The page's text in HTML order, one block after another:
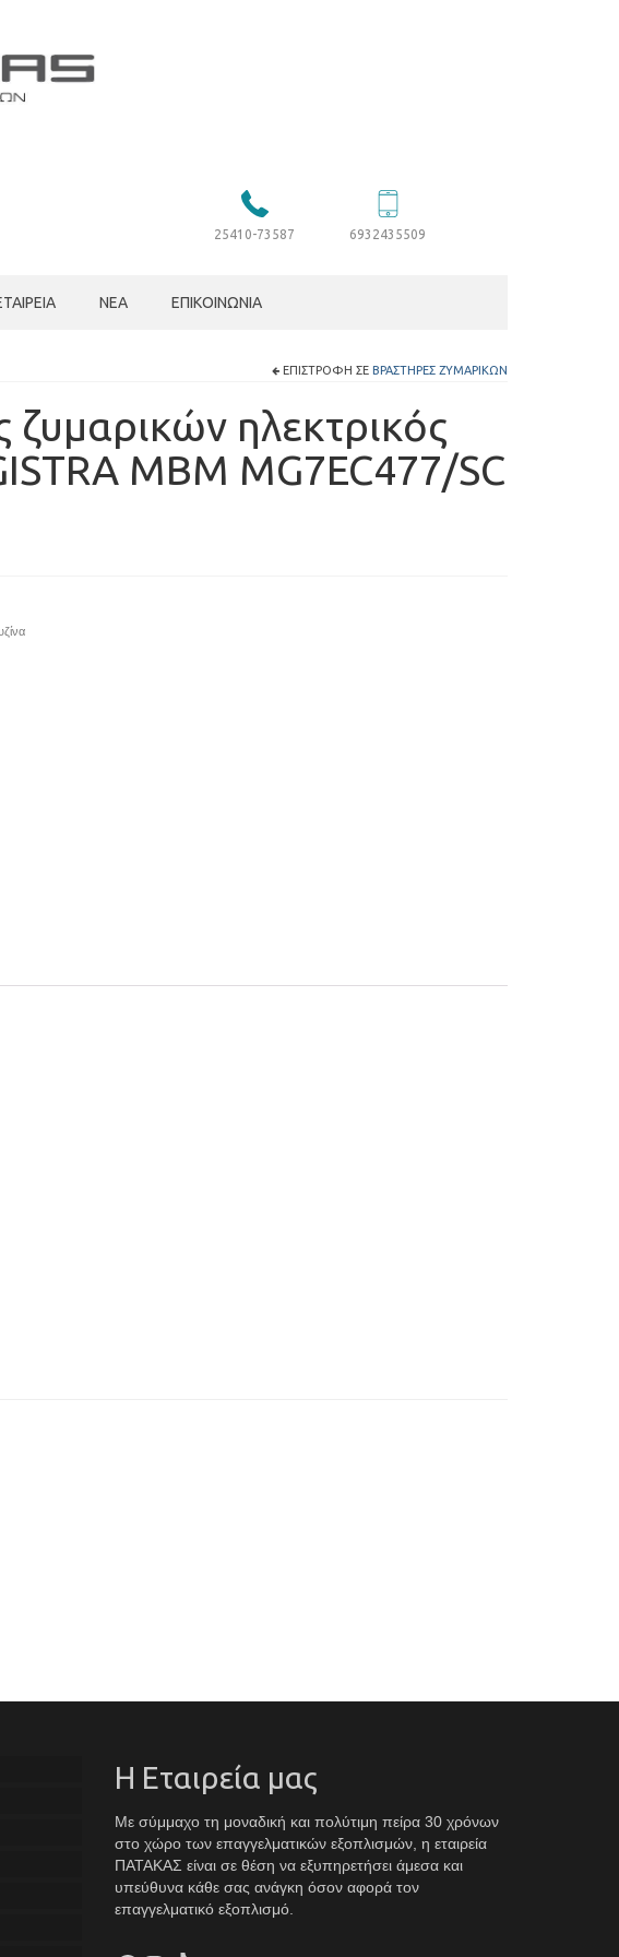
25410-73587 6932435509
ΝΈΑ ΕΠΙΚΟΙΝΩΝΊΑ
ΕΠΙΣΤΡΟΦΉ ΣΕ ΒΡΑΣΤΉΡΕΣ ΖΥΜΑΡΙΚΏΝ
ηλεκτρικός
MBM MG7EC477/SC
Η Εταιρεία μας
Με σύμμαχο τη μοναδική και πολύτιμη πείρα 30 χρόνων
στο χώρο των επαγγελματικών εξοπλισμών, η εταιρεία
ΠΑΤΑΚΑΣ είναι σε θέση να εξυπηρετήσει άμεσα και
υπεύθυνα κάθε σας ανάγκη όσον αφορά τον
επαγγελματικό εξοπλισμό.